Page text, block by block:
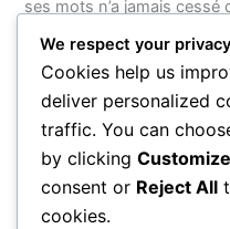
ses mots n’a jamais
entière — de son nom à
d’obéir à une guerre
cohérent, il a montré que
que l’on exerce dans une
manifeste face au monde.
qu’elles ne parlent pas
chaque être humain peut
We respect your privacy
Cookies help us
deliver personalized
traffic. You can
by clicking Customize
consent or Reject All
cookies.